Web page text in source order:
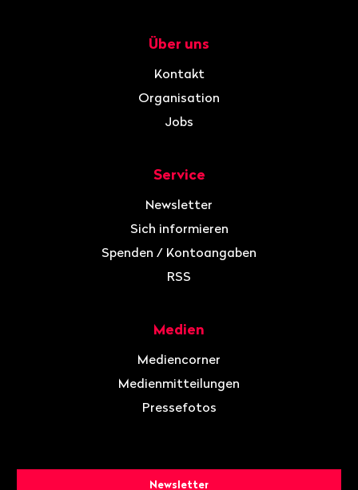
Über uns
Kontakt
Organisation
Jobs
Service
Newsletter
Sich informieren
Spenden / Kontoangaben
RSS
Medien
Mediencorner
Medienmitteilungen
Pressefotos
Newsletter